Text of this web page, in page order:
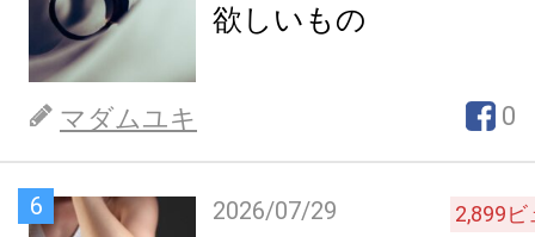
欲しいもの
マダムユキ 0
6 2026/07/29 2,899ビ